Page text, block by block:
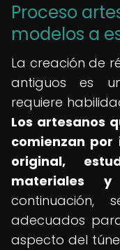
Proceso
modelos a
La creación de
antiguos es
requiere
Los artesanos
comienzan
original,
materiales y
continuación,
adecuados
aspecto del